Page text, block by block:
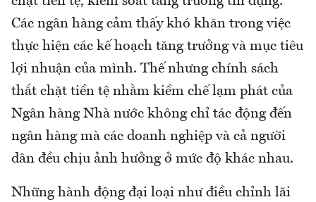
Các ngân hàng cảm thấy khó khăn trong việc
thực hiện các kế hoạch tăng trưởng và mục tiêu
lợi nhuận của mình. Thế nhưng chính sách
thắt chặt tiền tệ nhằm kiềm chế lạm phát của
Ngân hàng Nhà nước không chỉ tác động đến
ngân hàng mà các doanh nghiệp và cả người
dân đều chịu ảnh hưởng ở mức độ khác nhau.
Những hành động đại loại như điều chỉnh lãi